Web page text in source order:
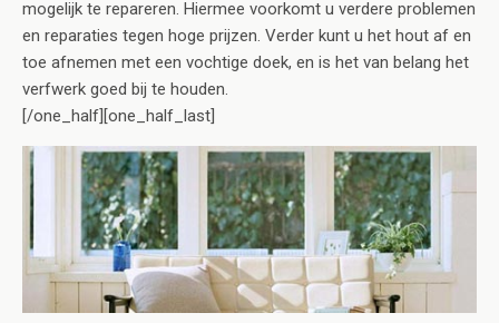
mogelijk te repareren. Hiermee voorkomt u verdere problemen
en reparaties tegen hoge prijzen. Verder kunt u het hout af en
toe afnemen met een vochtige doek, en is het van belang het
verfwerk goed bij te houden.
[/one_half][one_half_last]